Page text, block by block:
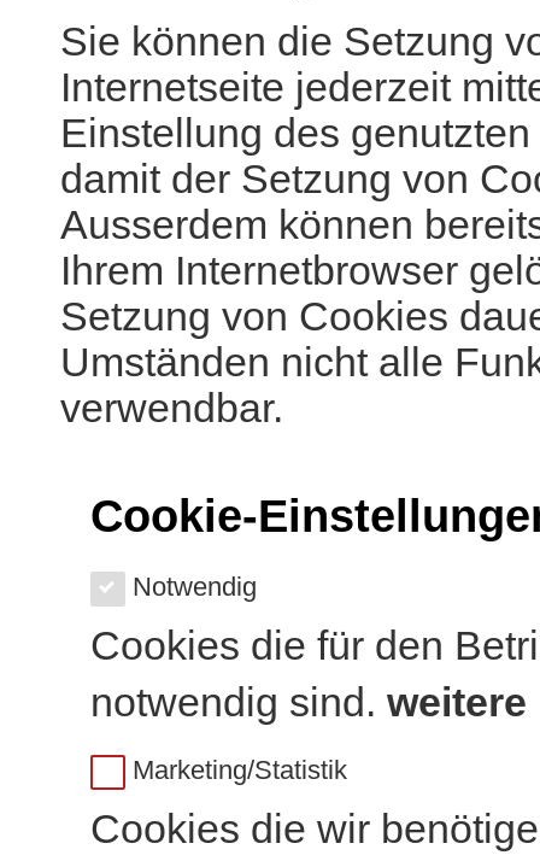
Sie können die Setzung
Internetseite jederzeit
Einstellung des
damit der Setzung von
Ausserdem können
Ihrem Internetbrowser
Setzung von Cookies
Umständen nicht alle
verwendbar.
Cookie-
Notwendig
Cookies die für den
notwendig sind. weitere
Marketing/Statistik
Cookies die wir